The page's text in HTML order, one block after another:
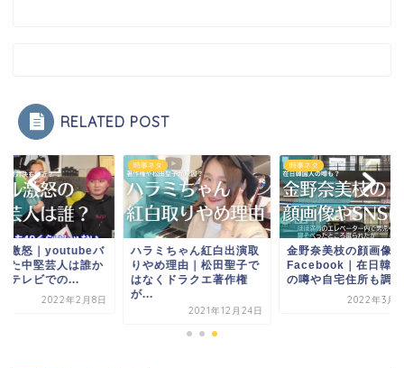
RELATED POST
ミちゃん紅白出演取
め理由｜松田聖子で
くドラクエ著作権
時事ネタ
金野奈美枝の顔画像や
Facebook｜在日韓国人
の噂や自宅住所も調...
時事ネタ
ヒカル激怒｜
カにした中堅芸人は
特定？テレビでの...
2022年2